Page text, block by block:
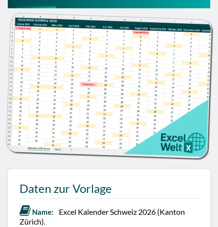
Daten zur Vorlage
Name:
Excel Kalender Schweiz 2026 (Kanton
Zürich).